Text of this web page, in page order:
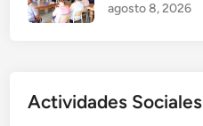
agosto 8, 2026
Actividades Sociales